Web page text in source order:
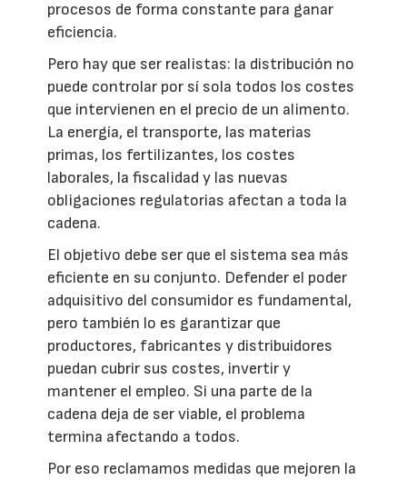
procesos de forma constante para ganar
eficiencia.
Pero hay que ser realistas: la distribución no
puede controlar por sí sola todos los costes
que intervienen en el precio de un alimento.
La energía, el transporte, las materias
primas, los fertilizantes, los costes
laborales, la fiscalidad y las nuevas
obligaciones regulatorias afectan a toda la
cadena.
El objetivo debe ser que el sistema sea más
eficiente en su conjunto. Defender el poder
adquisitivo del consumidor es fundamental,
pero también lo es garantizar que
productores, fabricantes y distribuidores
puedan cubrir sus costes, invertir y
mantener el empleo. Si una parte de la
cadena deja de ser viable, el problema
termina afectando a todos.
Por eso reclamamos medidas que mejoren la